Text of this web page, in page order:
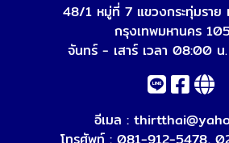
48/1 หมู่ที่ 7 แขวงกระทุ่มราย
กรุงเทพมหานคร
จันทร์ - เสาร์ เวลา 08:00
อีเมล :